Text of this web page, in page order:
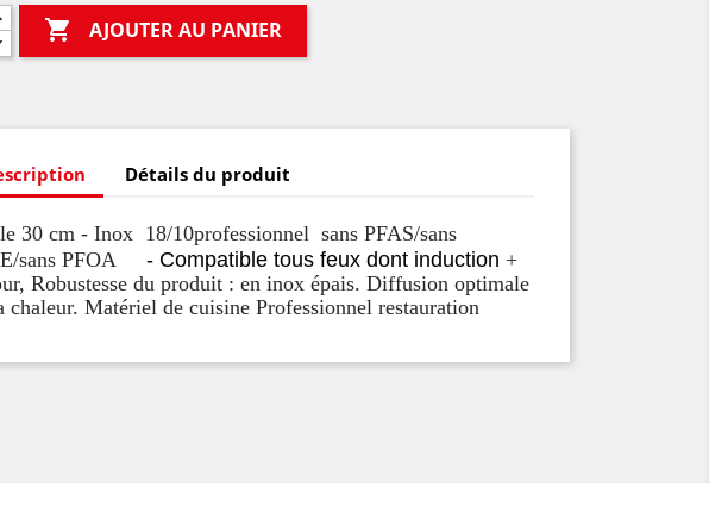
 AJOUTER AU PANIER
Détails du produit
30 cm - Inox 18/10professionnel sans PFAS/sans
sans PFOA - Compatible tous feux dont induction +
Robustesse du produit : en inox épais. Diffusion optimale
chaleur. Matériel de cuisine Professionnel restauration